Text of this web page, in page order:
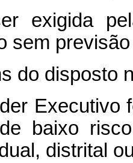
exigida
sem
do disposto
Executivo
baixo
distrital